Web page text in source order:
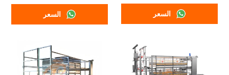
وضع البيض.
عامًا.
اصطناعي Vcloud، وخزانة تحكم
كهربائية، ومعدات أوتوماتيكية
للشرب، والتغذية، وتنظيف
السعر
إلى 16 أسبوعًا عندما تبدأ في
وضع البيض.
3. عمره الافتراضي أكثر من 25
4. هيكله عبارة عن اندماج ذكاء
اصطناعي Vcloud، وخزانة تحكم
كهربائية، ومعدات أوتوماتيكية
السعر